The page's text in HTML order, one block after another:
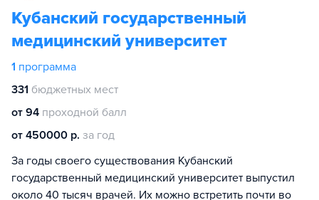
Кубанский государственный
медицинский университет
1 программа
331 бюджетных мест
от 94 проходной балл
от 450000 р. за год
За годы своего существования Кубанский
государственный медицинский университет выпустил
около 40 тысяч врачей. Их можно встретить почти во